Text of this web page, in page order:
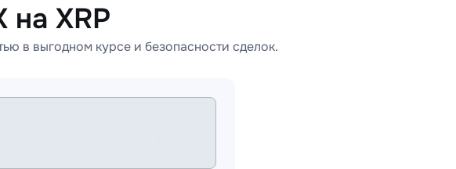
на XRP
в выгодном курсе и безопасности сделок.